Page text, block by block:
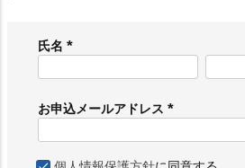
氏名
必
)
お申込メールアドレス
必
須